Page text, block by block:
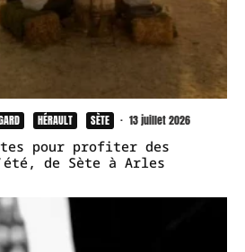
HÉRAULT SÈTE · 13 juillet 2026
pour profiter des
de Sète à Arles